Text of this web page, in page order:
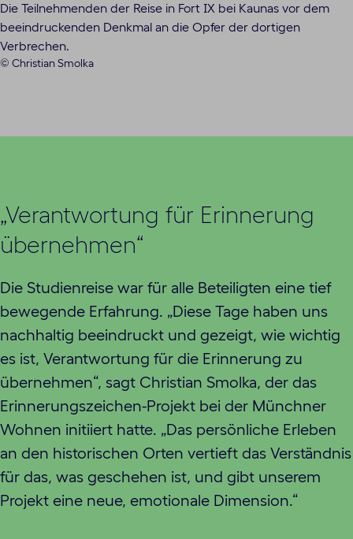
Die Teilnehmenden der Reise in Fort IX bei Kaunas vor dem
beeindruckenden Denkmal an die Opfer der dortigen
Verbrechen.
© Christian Smolka
„Verantwortung für Erinnerung
übernehmen“
Die Studienreise war für alle Beteiligten eine tief
bewegende Erfahrung. „Diese Tage haben uns
nachhaltig beeindruckt und gezeigt, wie wichtig
es ist, Verantwortung für die Erinnerung zu
übernehmen“, sagt Christian Smolka, der das
Erinnerungszeichen-Projekt bei der Münchner
Wohnen initiiert hatte. „Das persönliche Erleben
an den historischen Orten vertieft das Verständnis
für das, was geschehen ist, und gibt unserem
Projekt eine neue, emotionale Dimension.“